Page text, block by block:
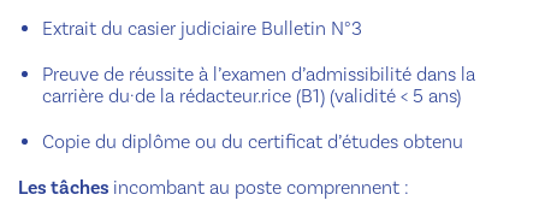
Extrait du casier judiciaire Bulletin N°3
Preuve de réussite à l’examen d’admissibilité dans la
carrière du·de la rédacteur.rice (B1) (validité < 5 ans)
Copie du diplôme ou du certificat d’études obtenu
Les tâches incombant au poste comprennent :